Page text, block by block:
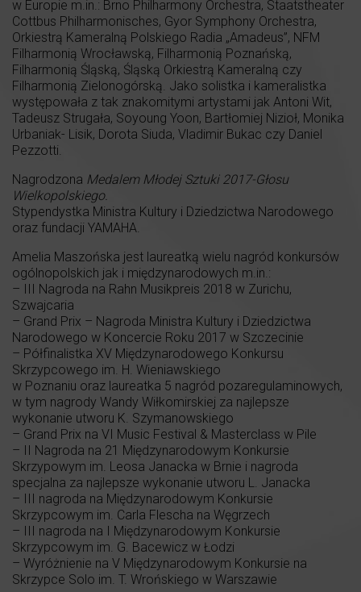
w Europie m.in.: Brno Philharmony Orchestra, Staatstheater
Cottbus Philharmonisches, Gyor Symphony Orchestra,
Orkiestrą Kameralną Polskiego Radia „Amadeus”, NFM
Filharmonią Wrocławską, Filharmonią Poznańską,
Filharmonią Śląską, Śląską Orkiestrą Kameralną czy
Filharmonią Zielonogórską. Jako solistka i kameralistka
występowała z tak znakomitymi artystami jak Antoni Wit,
Tadeusz Strugała, Soyoung Yoon, Bartłomiej Nizioł, Monika
Urbaniak- Lisik, Dorota Siuda, Vladimir Bukac czy Daniel
Pezzotti.
Nagrodzona Medalem Młodej Sztuki 2017-Głosu
Wielkopolskiego.
Stypendystka Ministra Kultury i Dziedzictwa Narodowego
oraz fundacji YAMAHA.
Amelia Maszońska jest laureatką wielu nagród konkursów
ogólnopolskich jak i międzynarodowych m.in.:
– III Nagroda na Rahn Musikpreis 2018 w Zurichu,
Szwajcaria
– Grand Prix – Nagroda Ministra Kultury i Dziedzictwa
Narodowego w Koncercie Roku 2017 w Szczecinie
– Półfinalistka XV Międzynarodowego Konkursu
Skrzypcowego im. H. Wieniawskiego
w Poznaniu oraz laureatka 5 nagród pozaregulaminowych,
w tym nagrody Wandy Wiłkomirskiej za najlepsze
wykonanie utworu K. Szymanowskiego
– Grand Prix na VI Music Festival & Masterclass w Pile
– II Nagroda na 21 Międzynarodowym Konkursie
Skrzypowym im. Leosa Janacka w Brnie i nagroda
specjalna za najlepsze wykonanie utworu L. Janacka
– III nagroda na Międzynarodowym Konkursie
Skrzypcowym im. Carla Flescha na Węgrzech
– III nagroda na I Międzynarodowym Konkursie
Skrzypcowym im. G. Bacewicz w Łodzi
– Wyróżnienie na V Międzynarodowym Konkursie na
Skrzypce Solo im. T. Wrońskiego w Warszawie